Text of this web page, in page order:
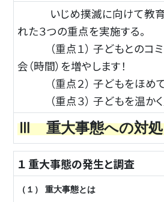
いじめ撲滅に向けて教育
れた３つの重点を実施する。
（重点１） 子どもとのコミ
会（時間）を増やします！
（重点２） 子どもをほめて
（重点３） 子どもを温かく
Ⅲ 重大事態への対
１ 重大事態の発生と調査
（１） 重大事態とは